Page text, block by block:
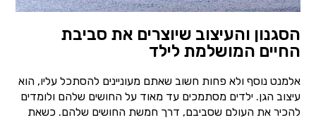
הסגנון והעיצוב שיוצרים את סביבת
החיים המושלמת לילד
אלמנט נוסף ולא פחות חשוב שאתם מעוניינים להסתכל עליו, הוא
עיצוב הגן. ילדים מסתמכים עד מאוד על החושים שלהם ולומדים
להכיר את העולם שסביבם, דרך חמשת החושים שלהם. כשאת